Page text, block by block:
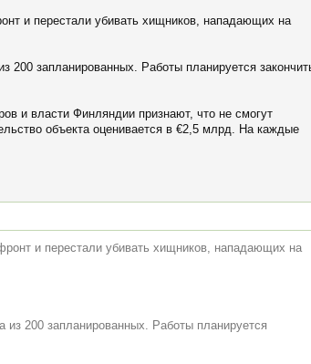
и перестали убивать хищников, нападающих на
200 запланированных. Работы планируется
и власти Финляндии признают, что не смогут
объекта оценивается в €2,5 млрд. На каждые
и перестали убивать хищников, нападающих на
200 запланированных. Работы планируется